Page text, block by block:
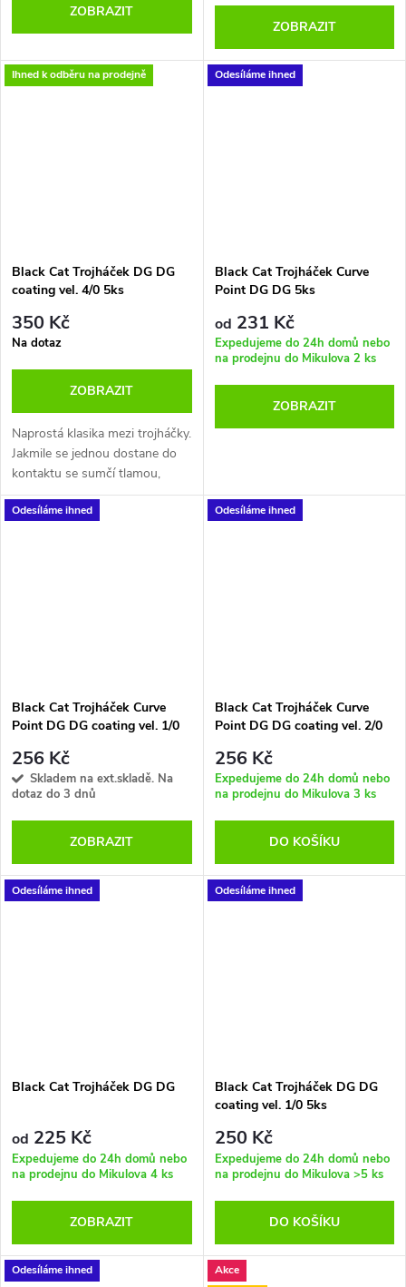
ZOBRAZIT
ZOBRAZIT
Ihned k odběru na prodejně
Black Cat Trojháček DG DG
coating vel. 4/0 5ks
350 Kč
Na dotaz
ZOBRAZIT
Naprostá klasika mezi trojháčky.
Jakmile se jednou dostane do
kontaktu se sumčí tlamou,
okamžitě se zavrtá do hloubky
a svou kořist pevně drží.
Odesíláme ihned
Black Cat Trojháček Curve
Point DG DG 5ks
od 231 Kč
Expedujeme do 24h domů nebo
na prodejnu do Mikulova 2 ks
ZOBRAZIT
Odesíláme ihned
Black Cat Trojháček Curve
Point DG DG coating vel. 1/0
256 Kč
Skladem na ext.skladě. Na
dotaz do 3 dnů
ZOBRAZIT
Odesíláme ihned
Black Cat Trojháček Curve
Point DG DG coating vel. 2/0
256 Kč
Expedujeme do 24h domů nebo
na prodejnu do Mikulova 3 ks
DO KOŠÍKU
Odesíláme ihned
Black Cat Trojháček DG DG
od 225 Kč
Expedujeme do 24h domů nebo
na prodejnu do Mikulova 4 ks
ZOBRAZIT
Odesíláme ihned
Black Cat Trojháček DG DG
coating vel. 1/0 5ks
250 Kč
Expedujeme do 24h domů nebo
na prodejnu do Mikulova >5 ks
DO KOŠÍKU
Odesíláme ihned
Akce